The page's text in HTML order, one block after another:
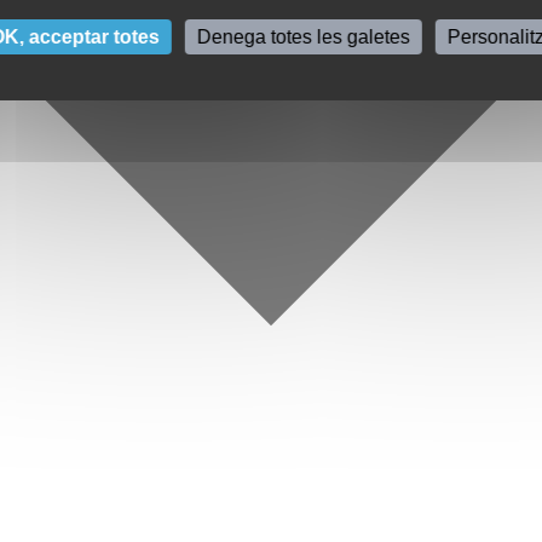
acceptar totes Denega totes les galetes